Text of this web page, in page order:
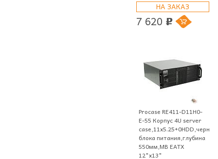
НА ЗАКАЗ
7 620 p
Procase RE411-D11H0-
E-55 Корпус 4U server
блока питания,глубина
550мм,MB EATX
12"x13"